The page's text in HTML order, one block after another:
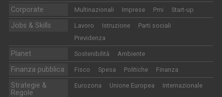
Corporate Multinazionali Imprese Pmi Start-up
Jobs & Skills Lavoro Istruzione
Parti sociali
Previdenza
Planet Sostenibilità Ambiente
Finanza pubblica Fisco Spesa Politiche Finanza
Strategie &
Regole
Eurozona Unione Europea Internazionale